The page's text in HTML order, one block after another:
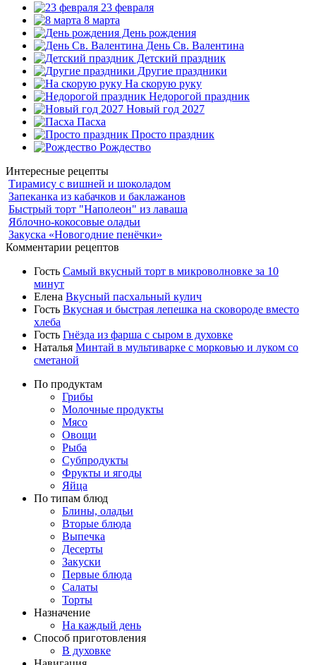
23 февраля
8 марта
День рождения
День Св. Валентина
Детский праздник
Другие праздники
На скорую руку
Недорогой праздник
Новый год 2027
Пасха
Просто праздник
Рождество
Интересные рецепты
Тирамису с вишней и шоколадом
Запеканка из кабачков и баклажанов
Быстрый торт "Наполеон" из лаваша
Яблочно-кокосовые оладьи
Закуска «Новогодние пенёчки»
Комментарии рецептов
Гость Самый вкусный торт в микроволновке за 10
минут
Елена Вкусный пасхальный кулич
Гость Вкусная и быстрая лепешка на сковороде вместо
хлеба
Гость Гнёзда из фарша с сыром в духовке
Наталья Минтай в мультиварке с морковью и луком со
сметаной
По продуктам
Грибы
Молочные продукты
Мясо
Овощи
Рыба
Субпродукты
Фрукты и ягоды
Яйца
По типам блюд
Блины, оладьи
Вторые блюда
Выпечка
Десерты
Закуски
Первые блюда
Салаты
Торты
Назначение
На каждый день
Способ приготовления
В духовке